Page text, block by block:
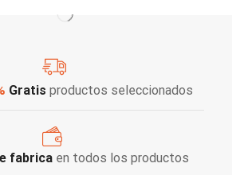
Gratis productos seleccionados
fabricaen todos los productos